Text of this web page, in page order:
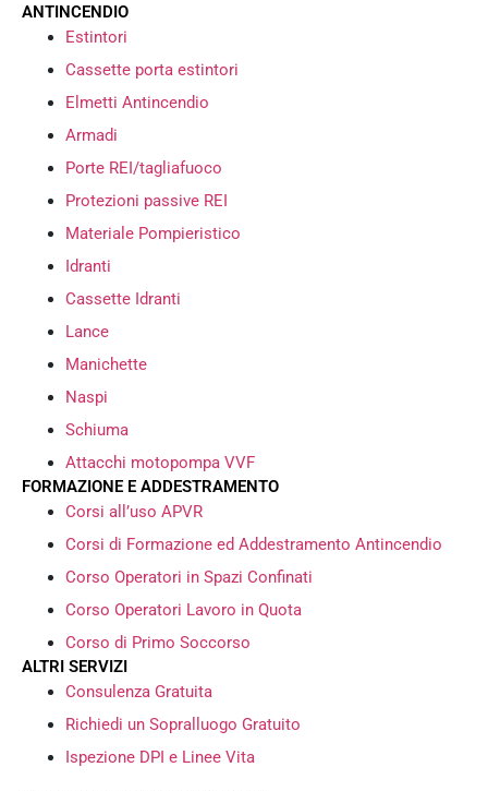
ANTINCENDIO
Estintori
Cassette porta estintori
Elmetti Antincendio
Armadi
Porte REI/tagliafuoco
Protezioni passive REI
Materiale Pompieristico
Idranti
Cassette Idranti
Lance
Manichette
Naspi
Schiuma
Attacchi motopompa VVF
FORMAZIONE E ADDESTRAMENTO
Corsi all’uso APVR
Corsi di Formazione ed Addestramento Antincendio
Corso Operatori in Spazi Confinati
Corso Operatori Lavoro in Quota
Corso di Primo Soccorso
ALTRI SERVIZI
Consulenza Gratuita
Richiedi un Sopralluogo Gratuito
Ispezione DPI e Linee Vita